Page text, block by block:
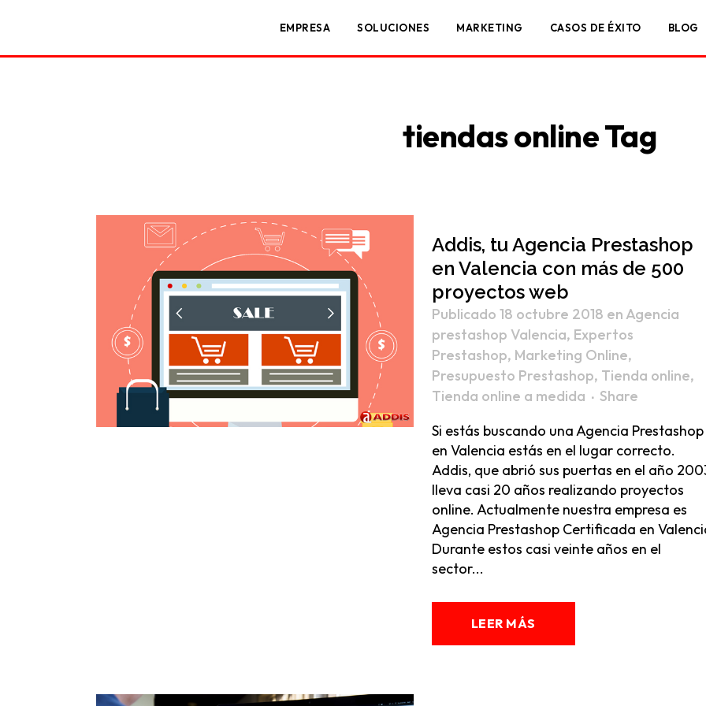
EMPRESA SOLUCIONES MARKETING CASOS DE ÉXITO BLOG
tiendas online Tag
Addis, tu Agencia Prestashop
en Valencia con más de 500
proyectos web
Publicado 18 octubre 2018 en Agencia
prestashop Valencia, Expertos
Prestashop, Marketing Online,
Presupuesto Prestashop, Tienda online,
Tienda online a medida
Share
Si estás buscando una Agencia Prestashop
en Valencia estás en el lugar correcto.
Addis, que abrió sus puertas en el año
lleva casi 20 años realizando proyectos
online. Actualmente nuestra empresa es
Agencia Prestashop Certificada en
Durante estos casi veinte años en el
sector...
LEER MÁS